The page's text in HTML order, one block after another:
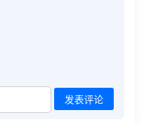
发表评论